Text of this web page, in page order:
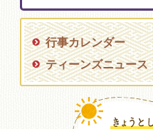
行事カレンダー
ティーンズニュース